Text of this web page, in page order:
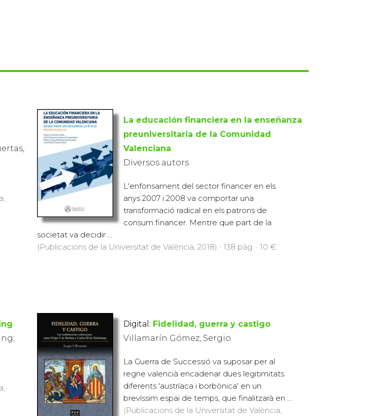
La educación financiera en la enseñanza
preuniversitaria de la Comunidad
Valenciana
Diversos autors
L'enfonsament del sector financer en els
anys 2007 i 2008 va comportar una
transformació radical en els patrons de
consum financer. Mentre que part de la
societat va decidir ...
(Publicacions de la Universitat de València, 2018) · 138 pàg. · 10 €
Digital: Fidelidad, guerra y castigo
Villamarín Gómez, Sergio
La Guerra de Successió va suposar per al
regne valencià encadenar dues legitimitats
diferents 'austríaca i borbònica' en un
brevíssim espai de temps, que finalitzarà en ...
(Publicacions de la Universitat de València,